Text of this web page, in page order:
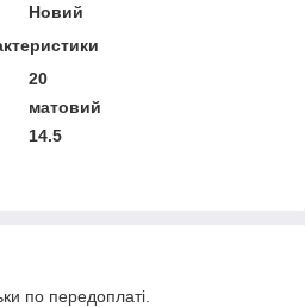
Новий
20
матовий
14.5
по передоплаті.